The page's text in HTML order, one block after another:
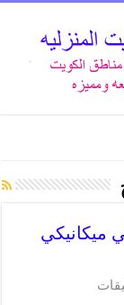
كهربائي ميكانيكي